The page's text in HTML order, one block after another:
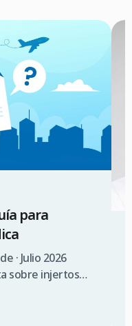
para
· Julio 2026
sobre injertos